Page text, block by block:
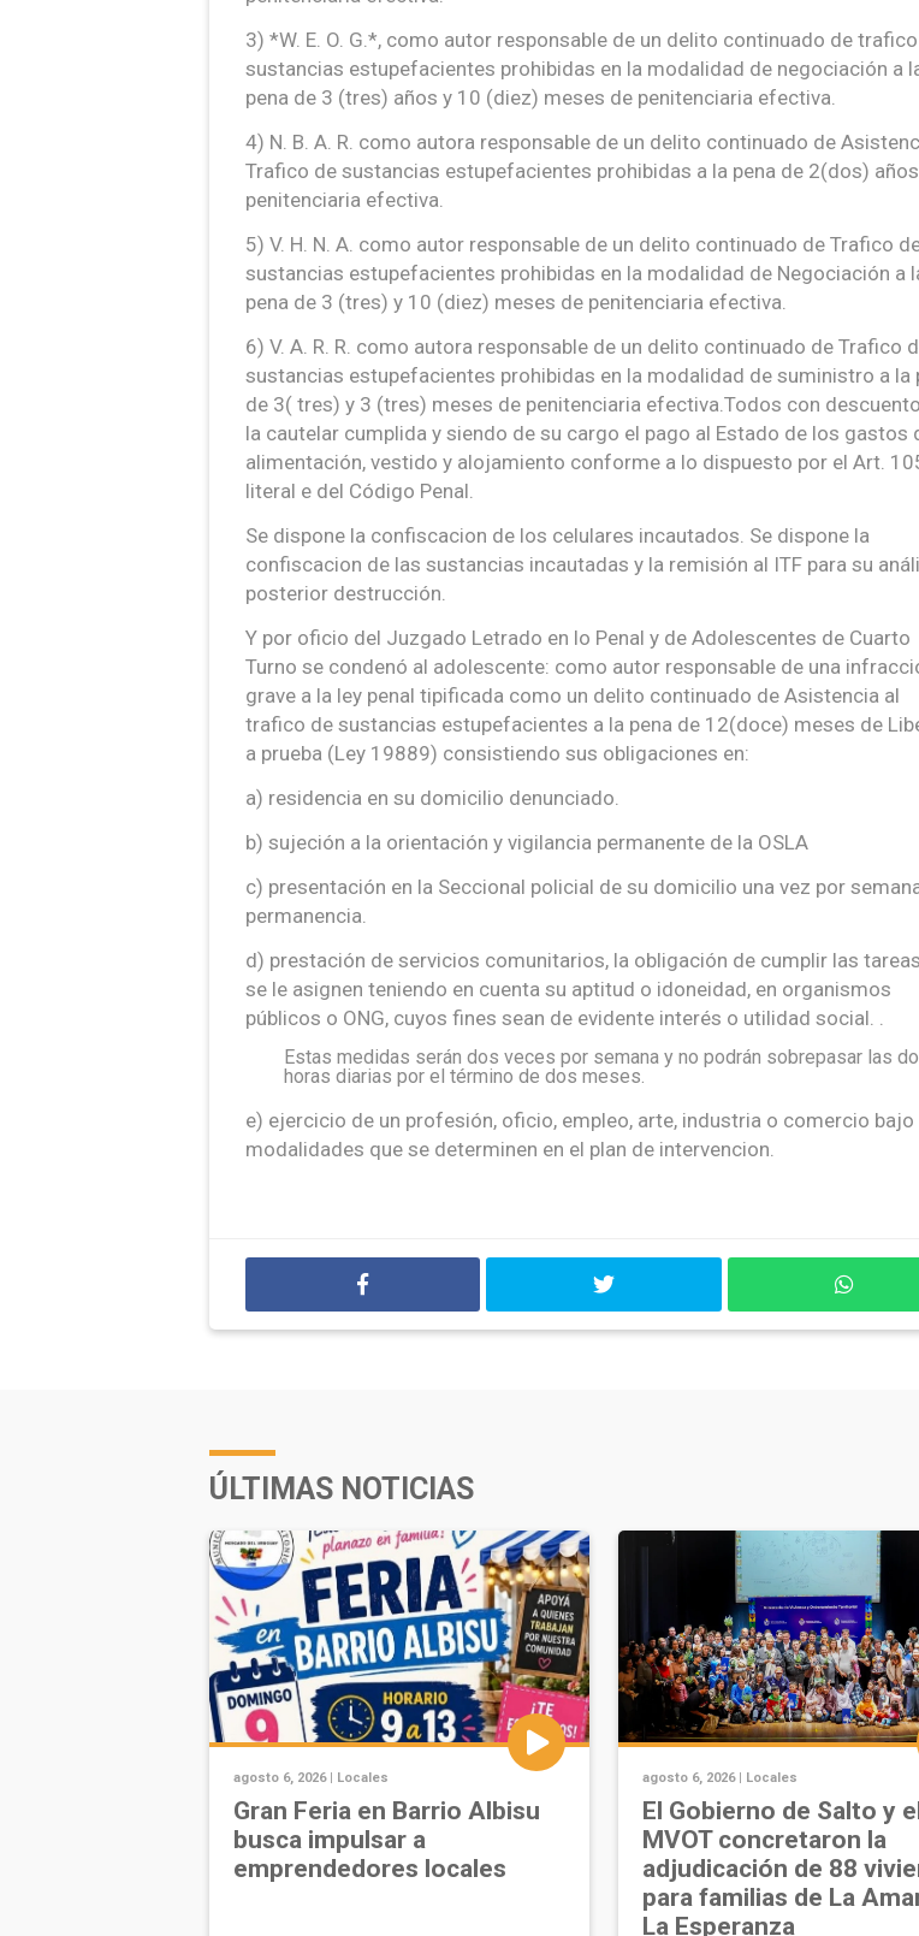
3) *W. E. O. G.*, como autor responsable de un delito continuado de
sustancias estupefacientes prohibidas en la modalidad de negociación a
pena de 3 (tres) años y 10 (diez) meses de penitenciaria efectiva.
4) N. B. A. R. como autora responsable de un delito continuado de
Trafico de sustancias estupefacientes prohibidas a la pena de 2(dos)
penitenciaria efectiva.
5) V. H. N. A. como autor responsable de un delito continuado de Trafico
sustancias estupefacientes prohibidas en la modalidad de Negociación a
pena de 3 (tres) y 10 (diez) meses de penitenciaria efectiva.
6) V. A. R. R. como autora responsable de un delito continuado de Trafico
sustancias estupefacientes prohibidas en la modalidad de suministro a la
de 3( tres) y 3 (tres) meses de penitenciaria efectiva.Todos con
la cautelar cumplida y siendo de su cargo el pago al Estado de los gastos
alimentación, vestido y alojamiento conforme a lo dispuesto por el Art.
literal e del Código Penal.
Se dispone la confiscacion de los celulares incautados. Se dispone la
confiscacion de las sustancias incautadas y la remisión al ITF para su
posterior destrucción.
Y por oficio del Juzgado Letrado en lo Penal y de Adolescentes de Cuarto
Turno se condenó al adolescente: como autor responsable de una
grave a la ley penal tipificada como un delito continuado de Asistencia al
trafico de sustancias estupefacientes a la pena de 12(doce) meses de
a prueba (Ley 19889) consistiendo sus obligaciones en:
a) residencia en su domicilio denunciado.
b) sujeción a la orientación y vigilancia permanente de la OSLA
c) presentación en la Seccional policial de su domicilio una vez por
permanencia.
d) prestación de servicios comunitarios, la obligación de cumplir las
se le asignen teniendo en cuenta su aptitud o idoneidad, en organismos
públicos o ONG, cuyos fines sean de evidente interés o utilidad social. .
Estas medidas serán dos veces por semana y no podrán sobrepasar las
horas diarias por el término de dos meses.
e) ejercicio de un profesión, oficio, empleo, arte, industria o comercio bajo
modalidades que se determinen en el plan de intervencion.
ÚLTIMAS NOTICIAS
agosto 6, 2026 | Locales
Gran Feria en Barrio Albisu
busca impulsar a
emprendedores locales
agosto 6, 2026 | Locales
El Gobierno de Salto y
MVOT concretaron la
adjudicación de 88
para familias de La
La Esperanza